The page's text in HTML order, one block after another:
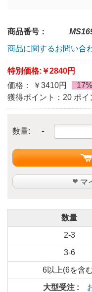
商品番号：
商品に関するお問い合
特別価格: ￥2840円
価格： ￥3410円
獲得ポイント：20 ポイ
数量: -
マ
数量
2-3
3-6
6以上(6を含
大型受注 :